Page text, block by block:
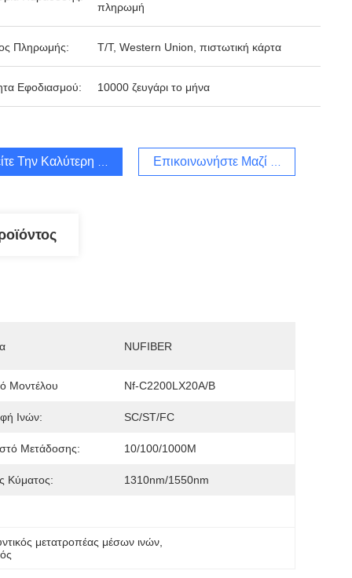
πληρωμή
Πληρωμής: T/T, Western Union, πιστωτική κάρτα
Εφοδιασμού: 10000 ζευγάρι το μήνα
Την Καλύτερη Τιμή Επικοινωνήστε Μαζί Μας
NUFIBER
Μοντέλου Nf-C2200LX20A/B
Ινών: SC/ST/FC
Μετάδοσης: 10/100/1000M
Κύματος: 1310nm/1550nm
μετατροπέας μέσων ινών